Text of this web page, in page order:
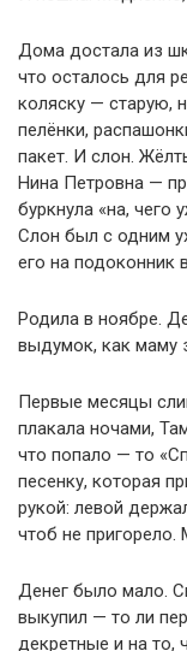
Дома достала из
что осталось для
коляску — старую,
пелёнки,
пакет. И слон.
Нина Петровна —
буркнула «на, чего
Слон был с одним
его на подоконник
Родила в ноябре.
выдумок, как маму
Первые месяцы
плакала ночами,
что попало — то
песенку, которая
рукой: левой
чтоб не пригорело.
Денег было мало.
выкупил — то ли
декретные и на то,